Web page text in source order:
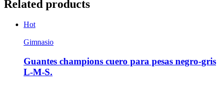
Related products
Hot
Gimnasio
Guantes champions cuero para pesas negro-gris
L-M-S.